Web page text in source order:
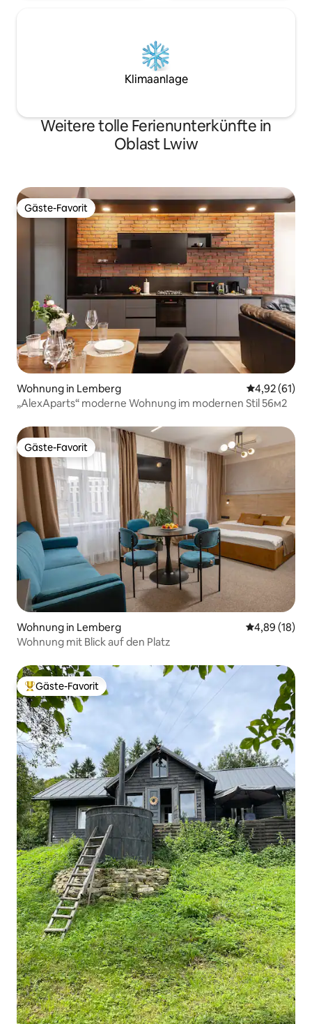
Klimaanlage
Weitere tolle Ferienunterkünfte in
Oblast Lwiw
Gäste-Favorit
Gäste-Favorit
Wohnung in Lemberg
4,92 (61)
„AlexAparts“ moderne Wohnung im modernen Stil 56м2
Gäste-Favorit
Gäste-Favorit
Wohnung in Lemberg
4,89 (18)
Wohnung mit Blick auf den Platz
Beliebter Gäste-Favorit.
Gäste-Favorit